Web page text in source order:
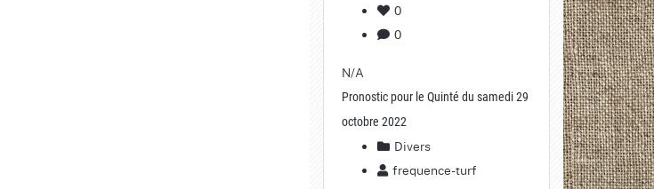
0
0
N/A
Pronostic pour le Quinté du samedi 29
octobre 2022
Divers
frequence-turf